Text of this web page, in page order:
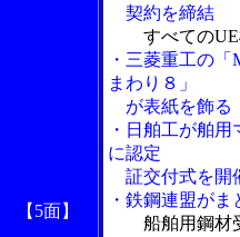
【5面】
契約を締結
すべての
・三菱重工の
まわり８」
が表紙を飾る
・日舶工が舶
に認定
証交付式を開
・鉄鋼連盟が
船舶用鋼材